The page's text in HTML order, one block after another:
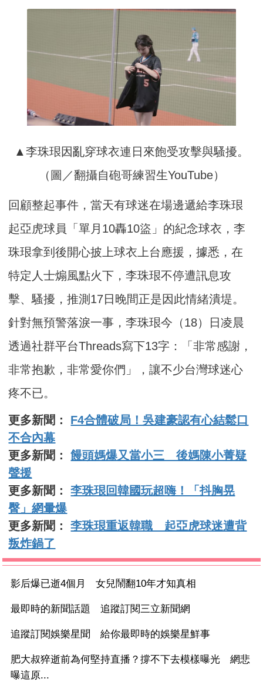
▲李珠珢因亂穿球衣連日來飽受攻擊與騷擾。
（圖／翻攝自砲哥練習生YouTube）
回顧整起事件，當天有球迷在場邊遞給李珠珢
起亞虎球員「單月10轟10盜」的紀念球衣，李
珠珢拿到後開心披上球衣上台應援，據悉，在
特定人士煽風點火下，李珠珢不停遭訊息攻
擊、騷擾，推測17日晚間正是因此情緒潰堤。
針對無預警落淚一事，李珠珢今（18）日凌晨
透過社群平台Threads寫下13字：「非常感謝，
非常抱歉，非常愛你們」，讓不少台灣球迷心
疼不已。
更多新聞： F4合體破局！吳建豪認有心結鬆口
不合內幕
更多新聞：饅頭媽爆又當小三 後媽陳小菁疑
聲援
更多新聞：李珠珢回韓國玩超嗨！「抖胸晃
臀」網暈爆
更多新聞：李珠珢重返韓職 起亞虎球迷遭背
叛炸鍋了
影后爆已逝4個月 女兒鬧翻10年才知真相
最即時的新聞話題 追蹤訂閱三立新聞網
追蹤訂閱娛樂星聞 給你最即時的娛樂星鮮事
肥大叔猝逝前為何堅持直播？撐不下去模樣曝光 網悲
曝這原...